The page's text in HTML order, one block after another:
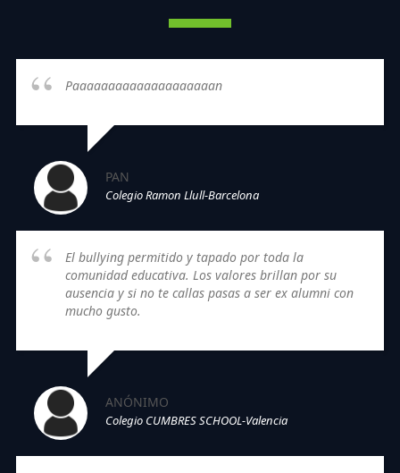
Paaaaaaaaaaaaaaaaaaaan
PAN
Colegio Ramon Llull-Barcelona
El bullying permitido y tapado por toda la
comunidad educativa. Los valores brillan por su
ausencia y si no te callas pasas a ser ex alumni con
mucho gusto.
ANÓNIMO
Colegio CUMBRES SCHOOL-Valencia